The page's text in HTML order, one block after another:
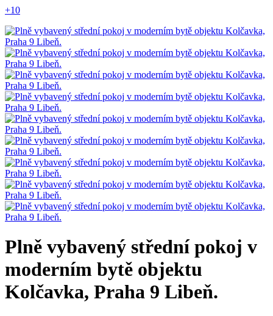
+10
Plně vybavený střední pokoj v
moderním bytě objektu
Kolčavka, Praha 9 Libeň.